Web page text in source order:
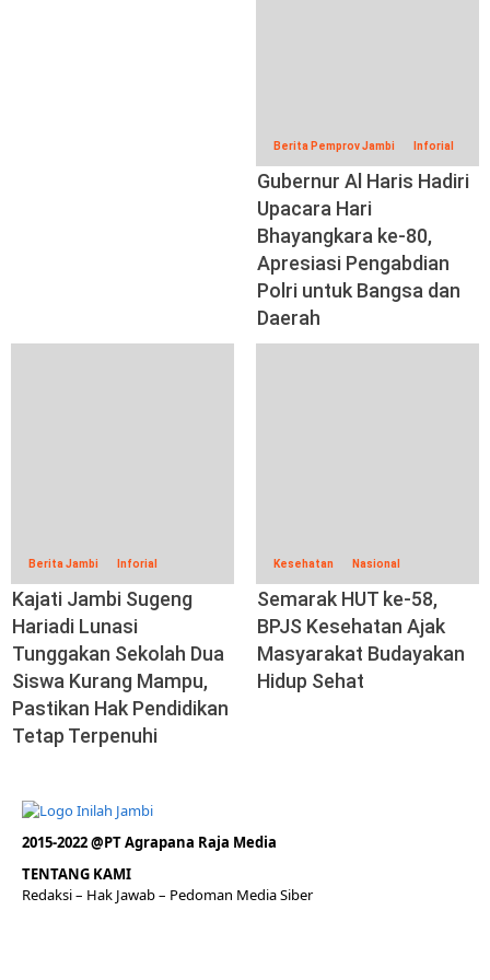
Berita Pemprov Jambi Inforial
Gubernur Al Haris Hadiri
Upacara Hari
Bhayangkara ke-80,
Apresiasi Pengabdian
Polri untuk Bangsa dan
Daerah
Berita Jambi Inforial
Kajati Jambi Sugeng
Hariadi Lunasi
Tunggakan Sekolah Dua
Siswa Kurang Mampu,
Pastikan Hak Pendidikan
Tetap Terpenuhi
Kesehatan Nasional
Semarak HUT ke-58,
BPJS Kesehatan Ajak
Masyarakat Budayakan
Hidup Sehat
2015-2022 @PT Agrapana Raja Media
TENTANG KAMI
Redaksi– Hak Jawab – Pedoman Media Siber